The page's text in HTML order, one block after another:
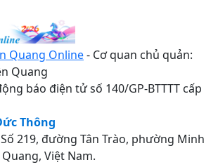
Quang Online- Cơ quan chủ quản:
Quang
báo điện tử số 140/GP-BTTTT cấp
Thông
219, đường Tân Trào, phường Minh
Việt Nam.